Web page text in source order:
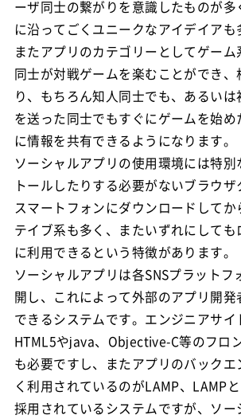
ーザ同士の繋がりを意識したものが
に沿ってごくユニークなアイデイアも
またアプリのカテゴリーとしてゲー
同士が対戦ゲームを楽むことができ
り、もちろん知人同士でも、あるい
を送った同士でもすぐにゲームを始
に情報を共有できるようになります。
ソーシャルアプリの使用環境には特別
トールしたりする必要がないブラウザ
スマートフォンにダウンロードしてか
テイブ系も多く、またいずれにして
に利用できるという特徴があります。
ソーシャルアプリは各SNSプラットフ
開し、これによって外部のアプリ開発
できるシステムです。エンジニアサ
HTML5やjava、Objective-C等のフロ
も必要ですし、またアプリのバック
く利用されているのがLAMP、LAMP
採用されているシステムですが、ソー